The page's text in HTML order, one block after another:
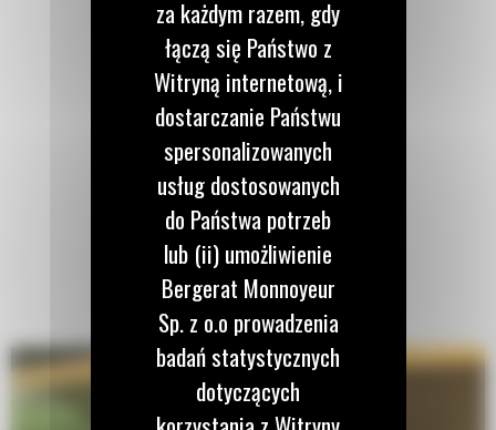
za każdym razem, gdy
łączą się Państwo z
Witryną internetową, i
dostarczanie Państwu
spersonalizowanych
usług dostosowanych
do Państwa potrzeb
lub (ii) umożliwienie
Bergerat Monnoyeur
Sp. z o.o prowadzenia
badań statystycznych
dotyczących